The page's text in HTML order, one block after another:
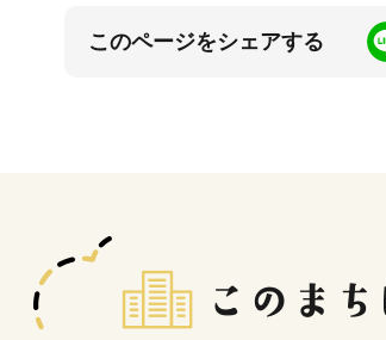
このページをシェアする